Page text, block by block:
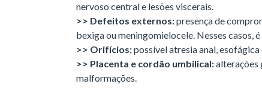
nervoso central e lesões viscerais.
>> Defeitos externos:presença de
bexiga ou meningomielocele. Nesses casos,
>> Orifícios:possível atresia anal, esofágica
>> Placenta e cordão umbilical:alterações
malformações.